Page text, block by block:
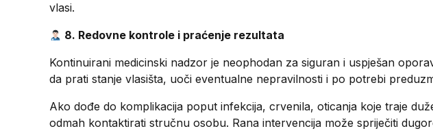
vlasi.
8. Redovne kontrole i praćenje rezultata
Kontinuirani medicinski nadzor je neophodan za siguran i uspješan
da prati stanje vlasišta, uoči eventualne nepravilnosti i po potrebi
Ako dođe do komplikacija poput infekcija, crvenila, oticanja koje traje
odmah kontaktirati stručnu osobu. Rana intervencija može spriječiti